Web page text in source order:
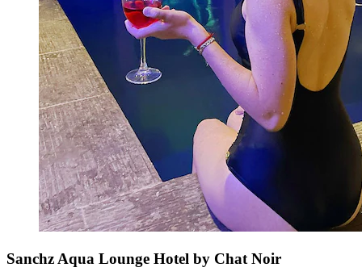
Sanchz Aqua Lounge Hotel by Chat Noir